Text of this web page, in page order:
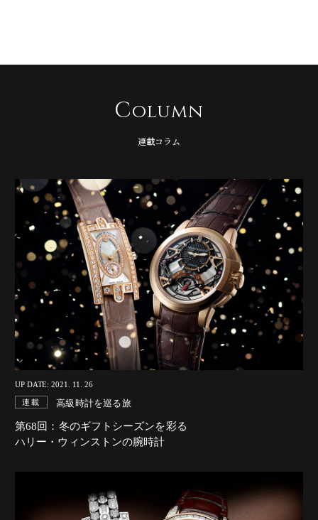
Column
連載コラム
UP DATE: 2021. 11. 26
連載 高級時計を巡る旅
第68回：冬のギフトシーズンを彩る
ハリー・ウィンストンの腕時計